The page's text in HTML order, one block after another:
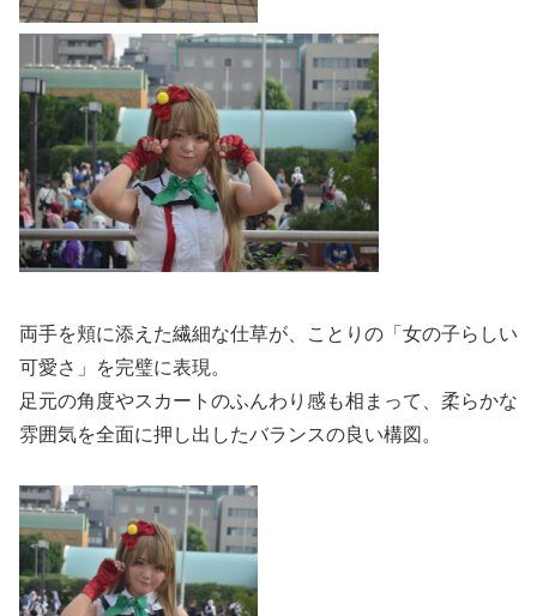
両手を頬に添えた繊細な仕草が、ことりの「女の子らしい
可愛さ」を完璧に表現。
足元の角度やスカートのふんわり感も相まって、柔らかな
雰囲気を全面に押し出したバランスの良い構図。